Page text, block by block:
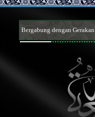
Pernikahan, hijab,
Menyusui, hak
Wasiat dan warisan
Orang meninggal
Isu-isu kontemporer
Bergabung dengan Gerakan